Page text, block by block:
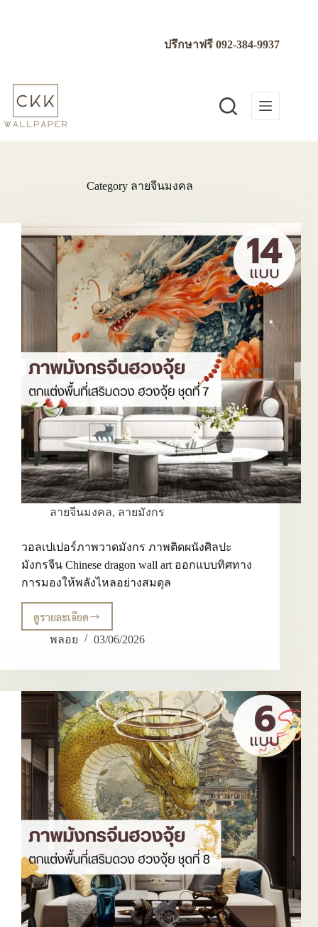
ปรึกษาฟรี092-384-9937
Category ลายจีนมงคล
ลายจีนมงคล, ลายมังกร
วอลเปเปอร์ภาพวาดมังกร ภาพติดผนังศิลปะ
มังกรจีน Chinese dragon wall art ออกแบบทิศทาง
การมองให้พลังไหลอย่างสมดุล
ดูรายละเอียดวอลเปเปอร์
ภาพ
ติด
ผนัง
ศิลปะ
มังกร
จีน
Chinese
dragon
wall
art
ออกแบบ
ทิศทาง
การ
มอง
ให้
พลัง
ไหล
อย่าง
สมดุล
พลอย 03/06/2026